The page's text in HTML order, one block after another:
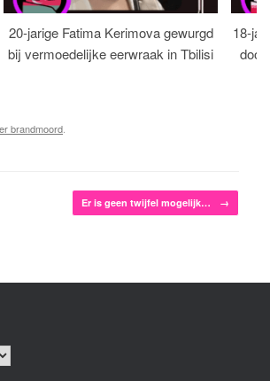
20-jarige Fatima Kerimova gewurgd
bij vermoedelijke eerwraak in Tbilisi
18-
brandmoord.
Er is geen twijfel mogelijk… →